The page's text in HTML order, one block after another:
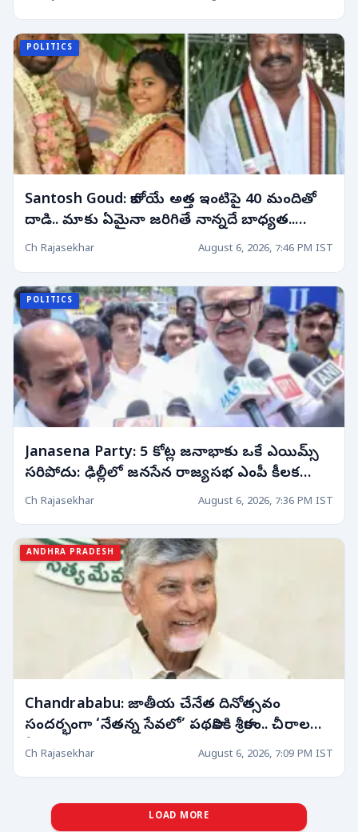
POLITICS
Santosh Goud: కాబోయే అత్త ఇంటిపై 40 మందితో
దాడి.. మాకు ఏమైనా జరిగితే నాన్నదే బాధ్యత..
ఎమ్మెల్యే కుమారుడి సంచలన వ్యాఖ్యలు
Ch Rajasekhar August 6, 2026, 7:46 PM IST
POLITICS
Janasena Party: 5 కోట్ల జనాభాకు ఒకే ఎయిమ్స్
సరిపోదు: ఢిల్లీలో జనసేన రాజ్యసభ ఎంపీ కీలక
వ్యాఖ్యలు!
Ch Rajasekhar August 6, 2026, 7:36 PM IST
ANDHRA PRADESH
Chandrababu: జాతీయ చేనేత దినోత్సవం
సందర్భంగా ‘నేతన్న సేవలో’ పథకానికి శ్రీకారం.. చీరాలలో
సీఎం చంద్రబాబు ప్రారంభం!
Ch Rajasekhar August 6, 2026, 7:09 PM IST
LOAD MORE